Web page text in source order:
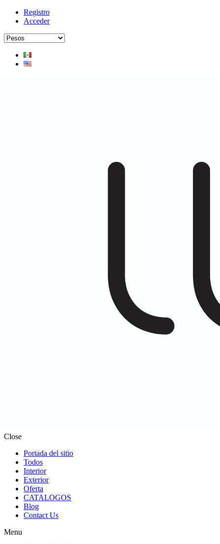
Registro
Acceder
Close
Portada del sitio
Todos
Interior
Exterior
Oferta
CATALOGOS
Blog
Contact Us
Menu